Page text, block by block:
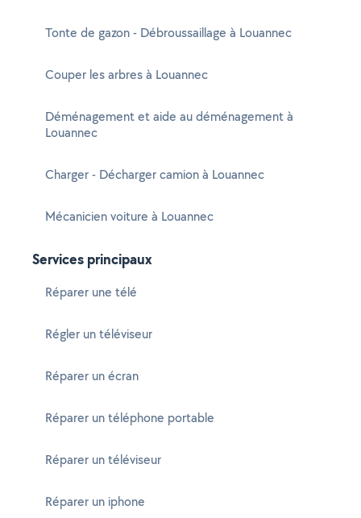
Tonte de gazon - Débroussaillage à Louannec
Couper les arbres à Louannec
Déménagement et aide au déménagement à
Louannec
Charger - Décharger camion à Louannec
Mécanicien voiture à Louannec
Services principaux
Réparer une télé
Régler un téléviseur
Réparer un écran
Réparer un téléphone portable
Réparer un téléviseur
Réparer un iphone